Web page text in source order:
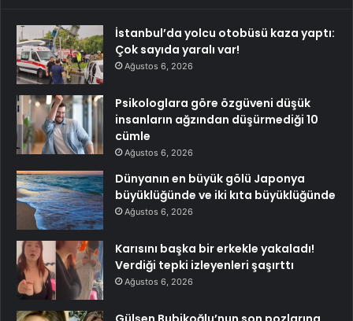
İstanbul’da yolcu otobüsü kaza yaptı:
Çok sayıda yaralı var!
Ağustos 6, 2026
Psikologlara göre özgüveni düşük
insanların ağzından düşürmediği 10
cümle
Ağustos 6, 2026
Dünyanın en büyük gölü Japonya
büyüklüğünde ve iki kıta büyüklüğünde
Ağustos 6, 2026
Karısını başka bir erkekle yakaladı!
Verdiği tepki izleyenleri şaşırttı
Ağustos 6, 2026